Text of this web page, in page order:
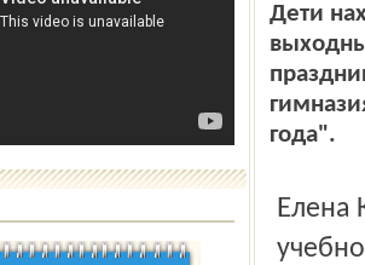
Дети
года".
Елена Колбешина - не просто руководитель своего